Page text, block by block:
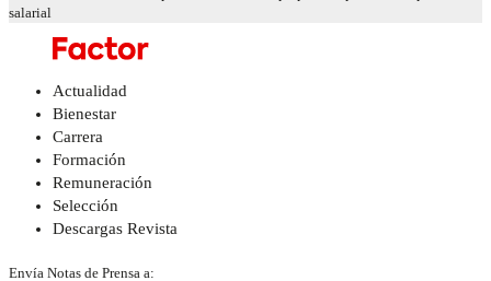
salarial
Actualidad
Bienestar
Carrera
Formación
Remuneración
Selección
Descargas Revista
Envía Notas de Prensa a: